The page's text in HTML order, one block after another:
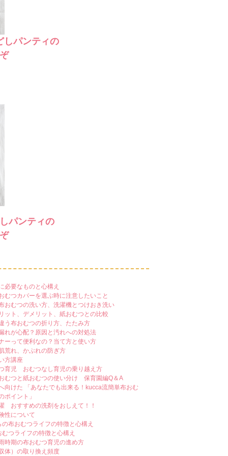
しパンティの
パンティの
必要なものと心構え
むつカバーを選ぶ時に注意したいこと
おむつの洗い方、洗濯機とつけおき洗い
ット、デメリット、紙おむつとの比較
う布おむつの折り方、たたみ方
れが心配？原因と汚れへの対処法
ーって便利なの？当て方と使い方
荒れ、かぶれの防ぎ方
方講座
育児 おむつなし育児の乗り越え方
むつと紙おむつの使い分け 保育園編Q＆A
向けた 「あなたでも出来る！kucca流簡単布おむ
ポイント」
おすすめの洗剤をおしえて！！
性について
布おむつライフの特徴と心構え
つライフの特徴と心構え
期の布おむつ育児の進め方
体）の取り換え頻度